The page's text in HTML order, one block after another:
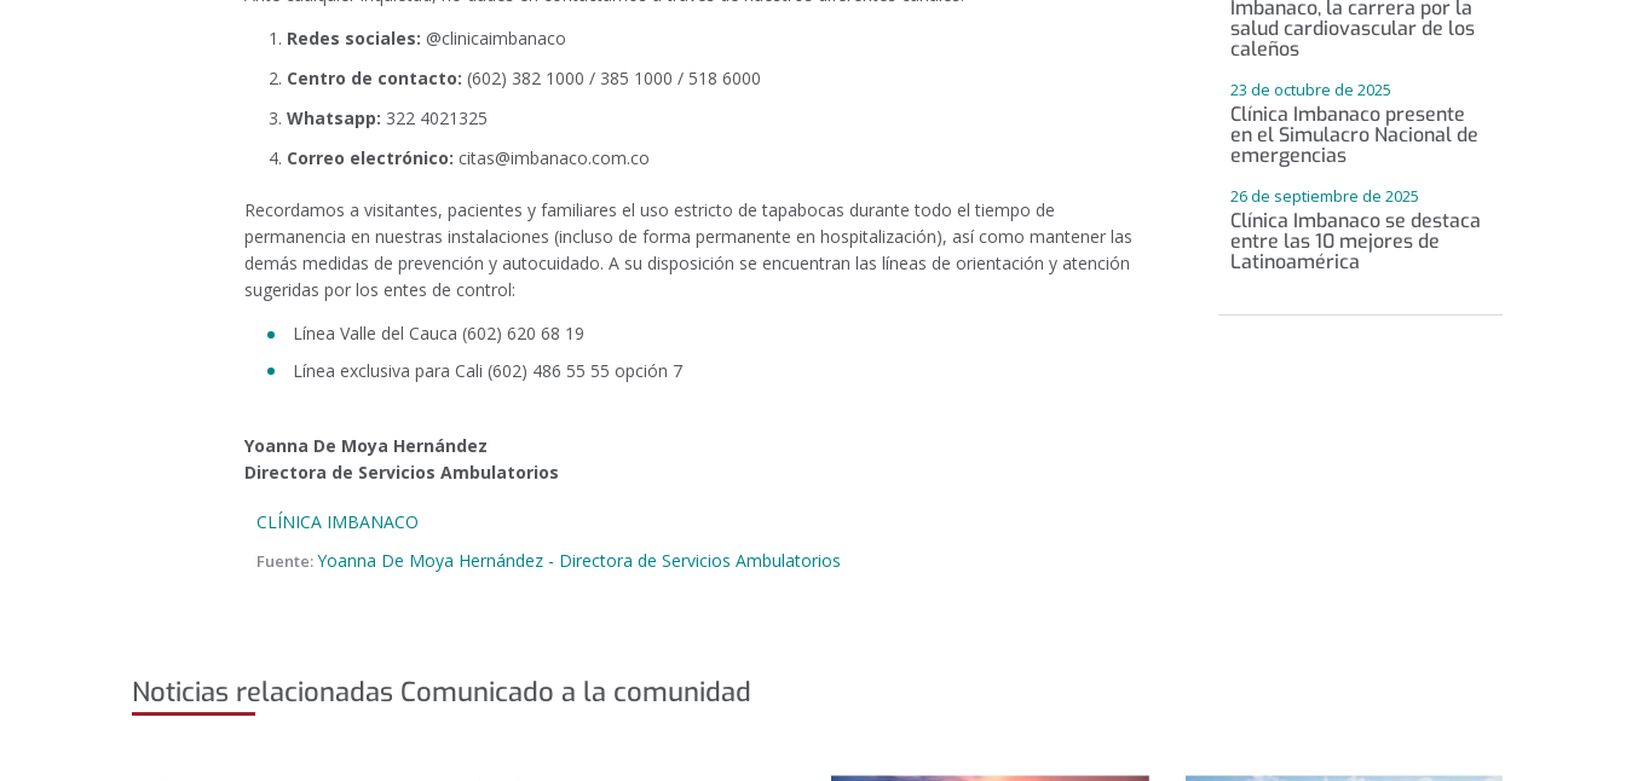
Redes sociales: @clinicaimbanaco
Centro de contacto: (602) 382 1000 / 385 1000 / 518 6000
Whatsapp: 322 4021325
Correo electrónico: citas@imbanaco.com.co
Recordamos a visitantes, pacientes y familiares el uso estricto de tapabocas durante todo el tiempo de
permanencia en nuestras instalaciones (incluso de forma permanente en hospitalización), así como mantener las
demás medidas de prevención y autocuidado. A su disposición se encuentran las líneas de orientación y atención
sugeridas por los entes de control:
Línea Valle del Cauca (602) 620 68 19
Línea exclusiva para Cali (602) 486 55 55 opción 7
Yoanna De Moya Hernández
Directora de Servicios Ambulatorios
CLÍNICA IMBANACO
Fuente:Yoanna De Moya Hernández - Directora de Servicios Ambulatorios
Imbanaco, la carrera por la
salud cardiovascular de los
caleños
23 de octubre de 2025
Clínica Imbanaco presente
en el Simulacro Nacional de
emergencias
26 de septiembre de 2025
Clínica Imbanaco se destaca
entre las 10 mejores de
Latinoamérica
Noticias relacionadas Comunicado a la comunidad